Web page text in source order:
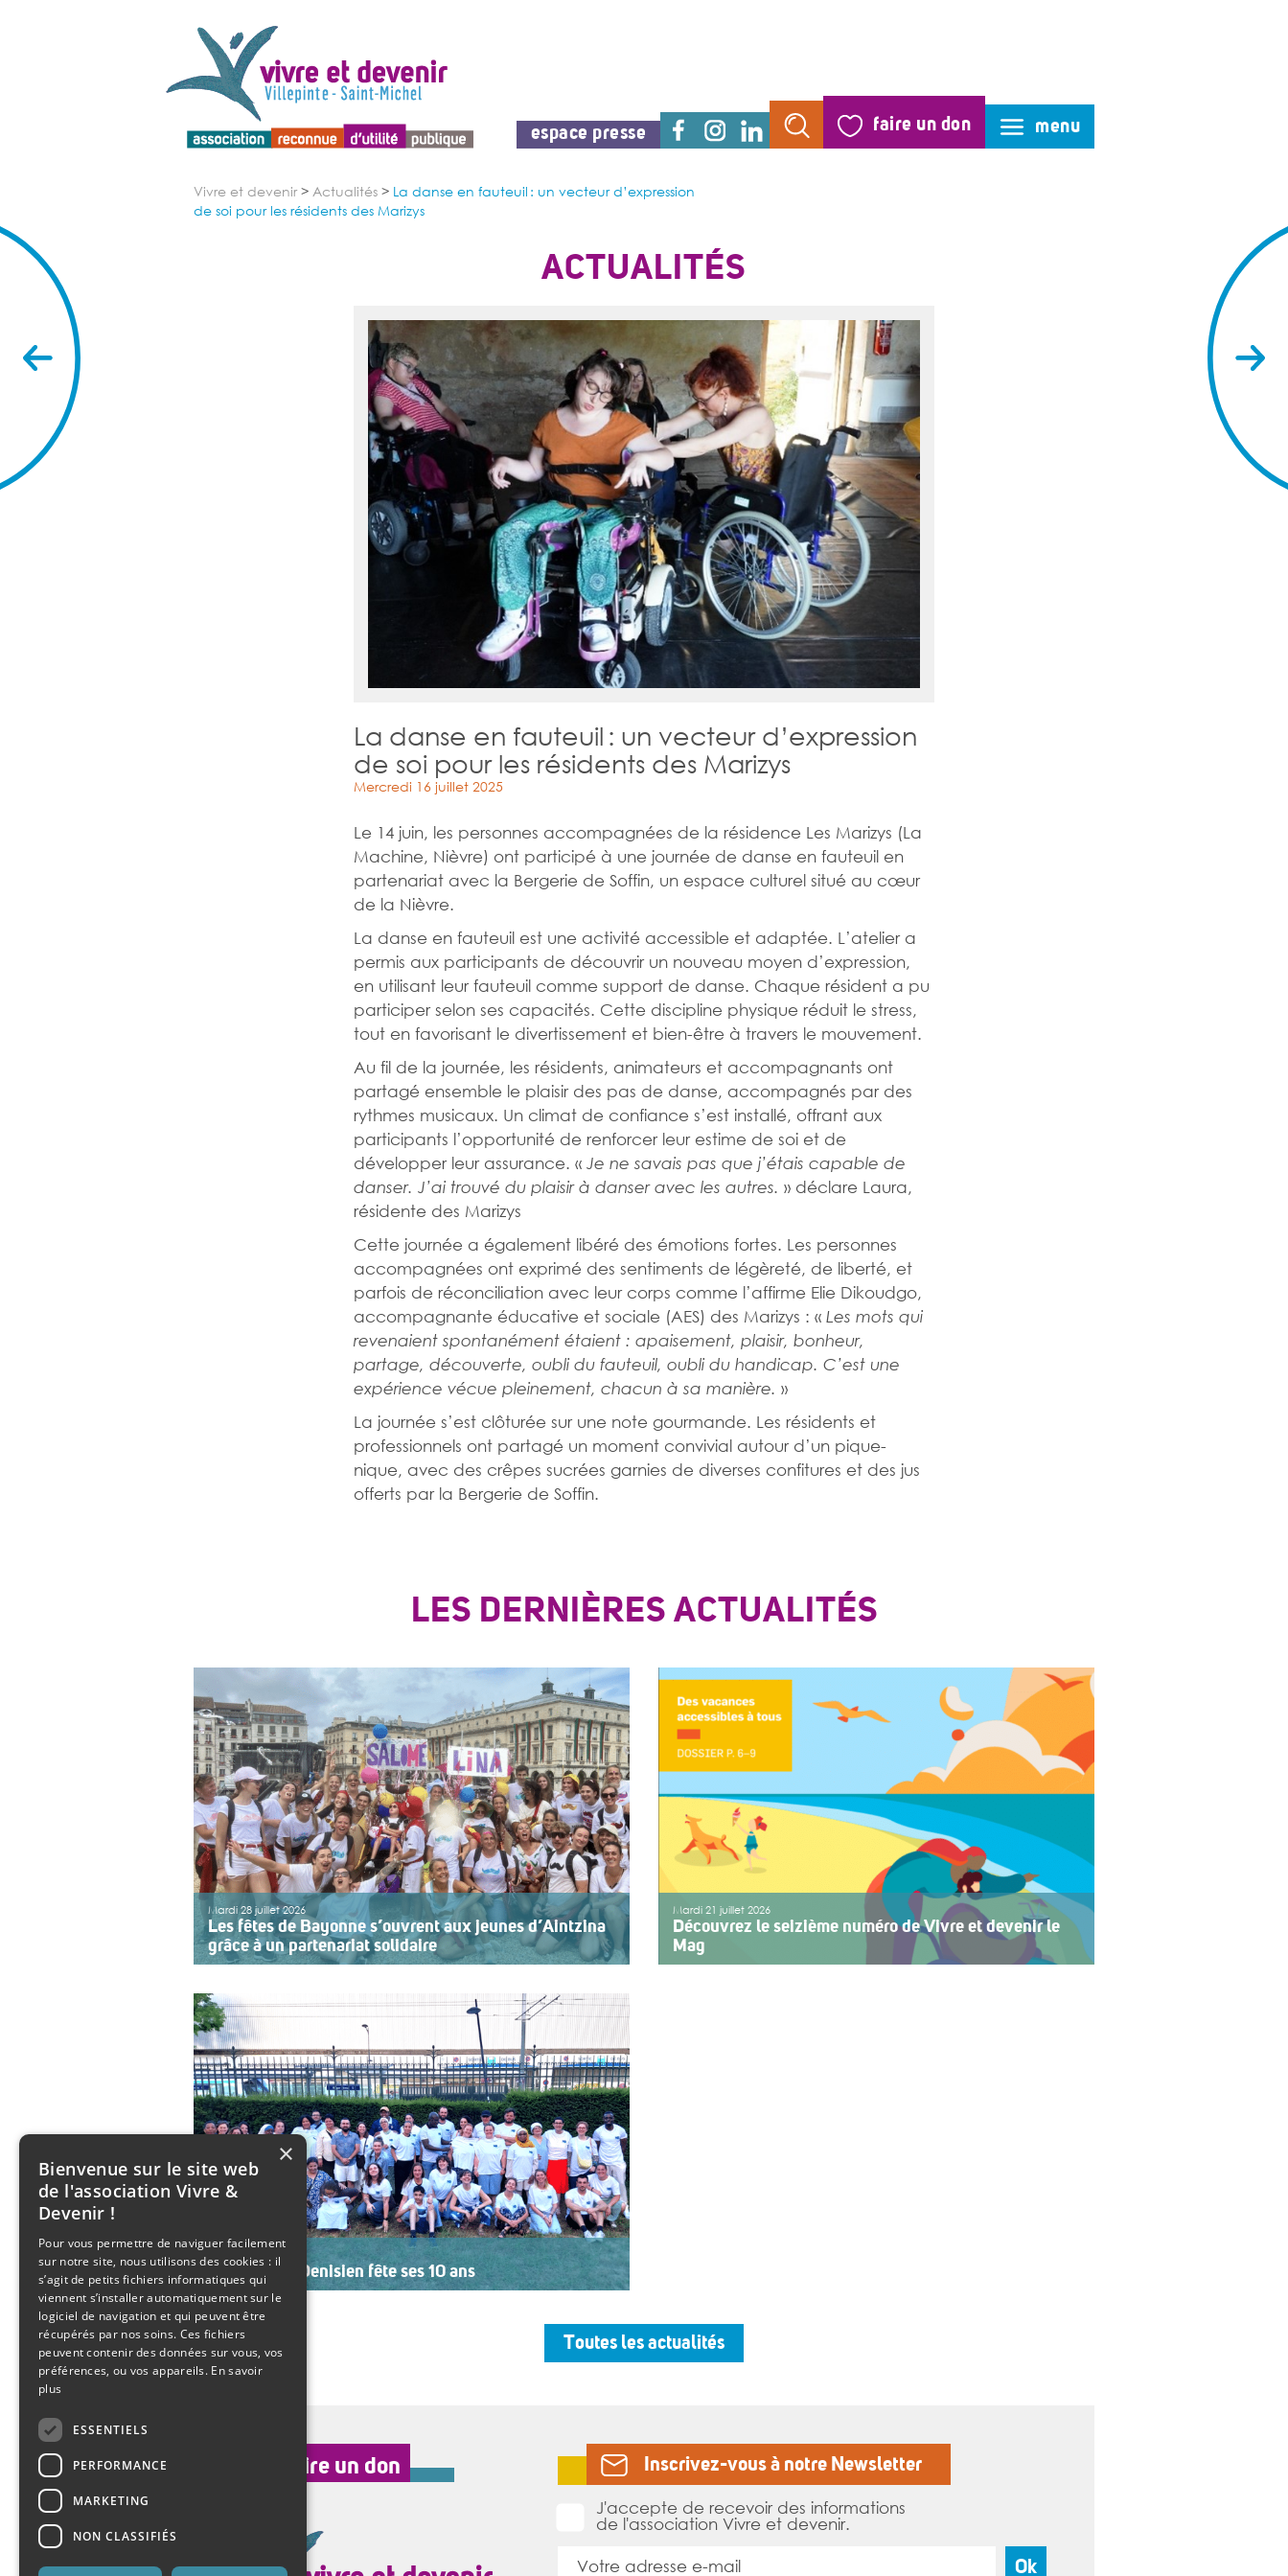
espace presse faire un don menu
Vivre et devenir > Actualités > La danse en fauteuil : un vecteur d’expression
de soi pour les résidents des Marizys
ACTUALITÉS
La danse en fauteuil : un vecteur d’expression
de soi pour les résidents des Marizys
Mercredi 16 juillet 2025
Le 14 juin, les personnes accompagnées de la résidence Les Marizys (La
Machine, Nièvre) ont participé à une journée de danse en fauteuil en
partenariat avec la Bergerie de Soffin, un espace culturel situé au cœur
de la Nièvre.
La danse en fauteuil est une activité accessible et adaptée. L’atelier a
permis aux participants de découvrir un nouveau moyen d’expression,
en utilisant leur fauteuil comme support de danse. Chaque résident a pu
participer selon ses capacités. Cette discipline physique réduit le stress,
tout en favorisant le divertissement et bien-être à travers le mouvement.
Au fil de la journée, les résidents, animateurs et accompagnants ont
partagé ensemble le plaisir des pas de danse, accompagnés par des
rythmes musicaux. Un climat de confiance s’est installé, offrant aux
participants l’opportunité de renforcer leur estime de soi et de
développer leur assurance. « Je ne savais pas que j’étais capable de
danser. J’ai trouvé du plaisir à danser avec les autres. » déclare Laura,
résidente des Marizys
Cette journée a également libéré des émotions fortes. Les personnes
accompagnées ont exprimé des sentiments de légèreté, de liberté, et
parfois de réconciliation avec leur corps comme l’affirme Elie Dikoudgo,
accompagnante éducative et sociale (AES) des Marizys : « Les mots qui
revenaient spontanément étaient : apaisement, plaisir, bonheur,
partage, découverte, oubli du fauteuil, oubli du handicap. C’est une
expérience vécue pleinement, chacun à sa manière. »
La journée s’est clôturée sur une note gourmande. Les résidents et
professionnels ont partagé un moment convivial autour d’un pique-
nique, avec des crêpes sucrées garnies de diverses confitures et des jus
offerts par la Bergerie de Soffin.
LES DERNIÈRES ACTUALITÉS
Mardi 28 juillet 2026
Les fêtes de Bayonne s’ouvrent aux jeunes d’Aintzina
grâce à un partenariat solidaire
sept ans, l’association ouvre le premier jour des fêtes de
Bayonne à une structure accompagnant des enfants ou des
adolescents en situation de handicap ou de fragilité. Cette
année, le choix […]
>>Lire la suite
Mardi 21 juillet 2026
Découvrez le seizième numéro de Vivre et devenir le
Mag
Mardi 21 juillet 2026
Le SESSAD Denisien fête ses 10 ans
Les professionnels, vêtus d’un T-shirt au logo « 10 ans »,
accueillaient les invités autour d’un buffet, dans une
ambiance musicale live assurée par un groupe de musiciens.
Christine Manadi, directrice du SESSAD depuis sa création, est
revenue sur l’histoire […]
Toutes les actualités
Inscrivez-vous à notre Newsletter
J'accepte de recevoir des informations
de l'association Vivre et devenir.
Ok
faire un don
×
Bienvenue sur le site web
de l'association Vivre &
Devenir !
Pour vous permettre de naviguer facilement
sur notre site, nous utilisons des cookies : il
s’agit de petits fichiers informatiques qui
viennent s’installer automatiquement sur le
logiciel de navigation et qui peuvent être
récupérés par nos soins. Ces fichiers
peuvent contenir des données sur vous, vos
préférences, ou vos appareils. En savoir
plus
ESSENTIELS
PERFORMANCE
MARKETING
NON CLASSIFIÉS